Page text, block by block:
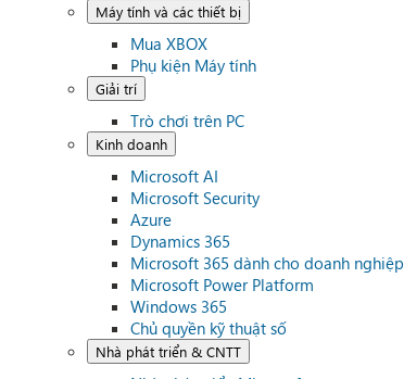
Máy tính và các thiết bị
Mua XBOX
Phụ kiện Máy tính
Giải trí
Trò chơi trên PC
Kinh doanh
Microsoft AI
Microsoft Security
Azure
Dynamics 365
Microsoft 365 dành cho doanh nghiệp
Microsoft Power Platform
Windows 365
Chủ quyền kỹ thuật số
Nhà phát triển & CNTT